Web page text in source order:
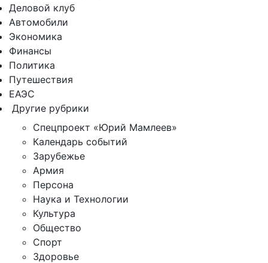
Деловой клуб
Автомобили
Экономика
Финансы
Политика
Путешествия
ЕАЭС
Другие рубрики
Спецпроект «Юрий Мамлеев»
Календарь событий
Зарубежье
Армия
Персона
Наука и Технологии
Культура
Общество
Спорт
Здоровье